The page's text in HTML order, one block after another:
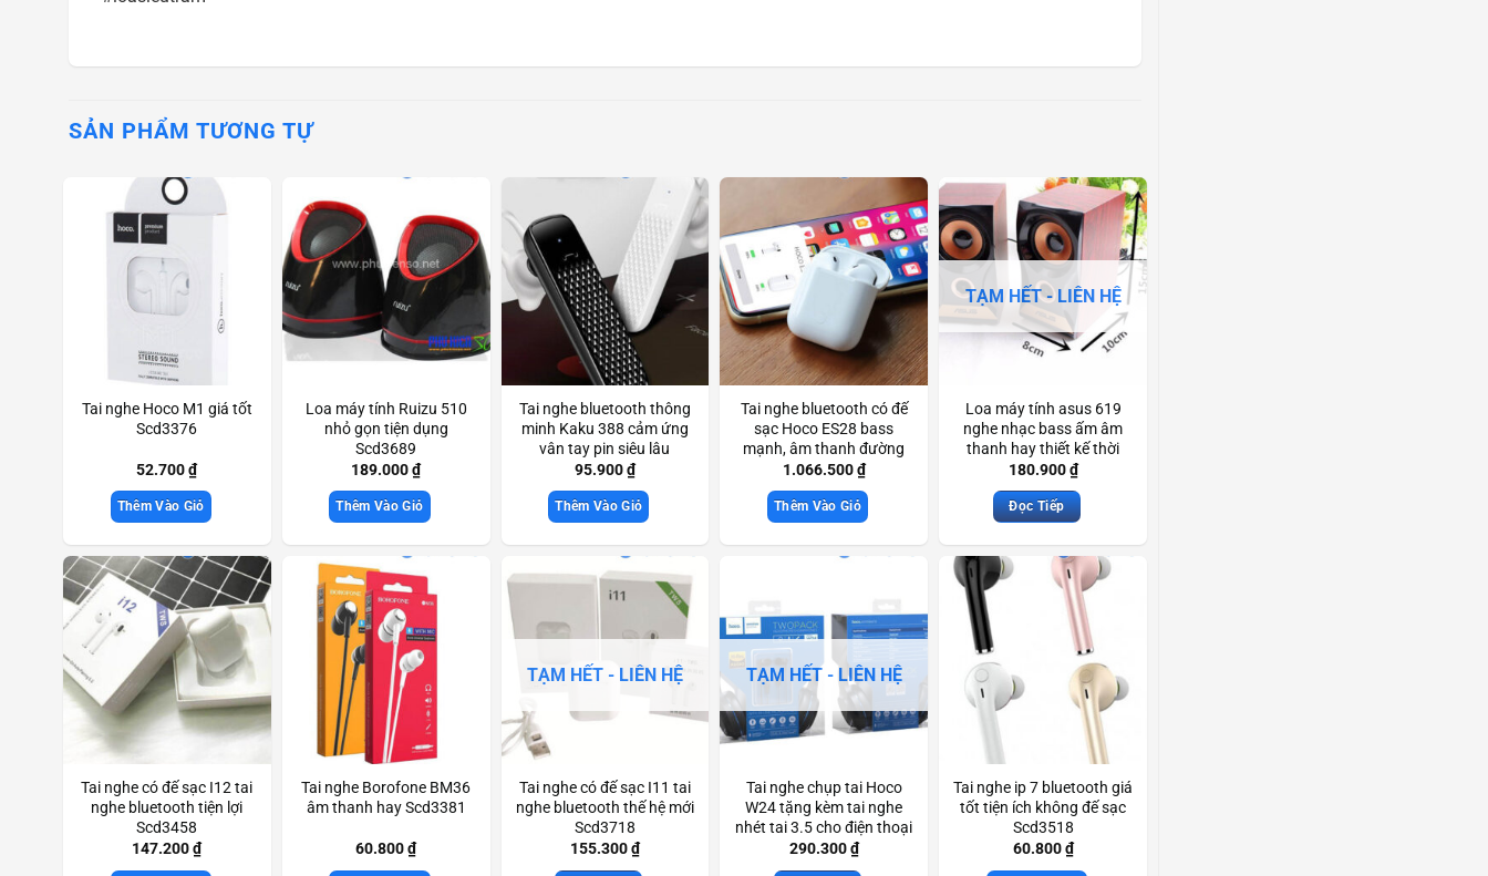
SẢN PHẨM TƯƠNG TỰ
Tai nghe Hoco M1 giá tốt
Scd3376
52.700₫
Thêm Vào Giỏ
Loa máy tính Ruizu 510
nhỏ gọn tiện dụng
Scd3689
189.000₫
Thêm Vào Giỏ
Tai nghe bluetooth thông
minh Kaku 388 cảm ứng
vân tay pin siêu lâu
Scd3461
95.900₫
Thêm Vào Giỏ
Tai nghe bluetooth có đế
sạc Hoco ES28 bass
mạnh, âm thanh đường
truyền rõ nét chính hãng
Scd3833
1.066.500₫
Thêm Vào Giỏ
TẠM HẾT - LIÊN HỆ
Loa máy tính asus 619
nghe nhạc bass ấm âm
thanh hay thiết kế thời
trang treble hay Scd3830
180.900₫
Đọc Tiếp
Tai nghe có đế sạc I12 tai
nghe bluetooth tiện lợi
Scd3458
147.200₫
Tai nghe Borofone BM36
âm thanh hay Scd3381
60.800₫
TẠM HẾT - LIÊN HỆ
Tai nghe có đế sạc I11 tai
nghe bluetooth thế hệ mới
Scd3718
155.300₫
TẠM HẾT - LIÊN HỆ
Tai nghe chụp tai Hoco
W24 tặng kèm tai nghe
nhét tai 3.5 cho điện thoại
máy tính Scd3459
290.300₫
Tai nghe ip 7 bluetooth giá
tốt tiện ích không đế sạc
Scd3518
60.800₫